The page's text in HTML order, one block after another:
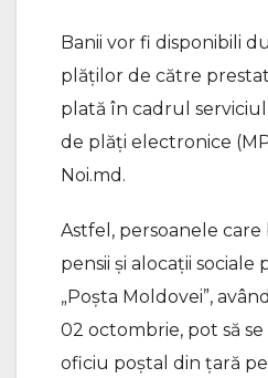
Banii vor fi disponibili
plăților de către
plată în cadrul
de plăţi electronice
Noi.md.
Astfel, persoanele care
pensii și alocații
„Poșta Moldovei”,
02 octombrie, pot să
oficiu poştal din ţară